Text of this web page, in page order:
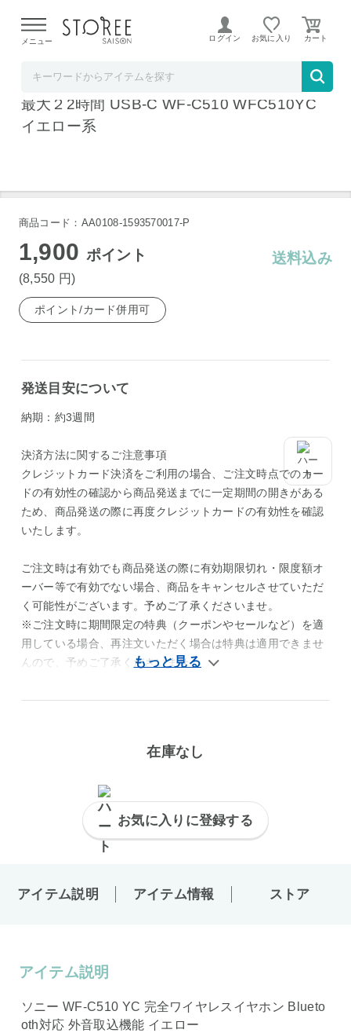
よる配送遅延が発生しております。
メニュー ログイン お気に入り
ソニー ワイヤレス イヤホン 左右分離 IPX4
最大２2時間 USB-C WF-C510 WFC510YC
イエロー系
商品コード：AA0108-1593570017-P
1,900 ポイント
(8,550 円)
送料込み
ポイント/カード併用可
発送目安について
納期：約3週間
決済方法に関するご注意事項
クレジットカード決済をご利用の場合、ご注文時点でのカー
ドの有効性の確認から商品発送までに一定期間の開きがある
ため、商品発送の際に再度クレジットカードの有効性を確認
いたします。
ご注文時は有効でも商品発送の際に有効期限切れ・限度額オ
ーバー等で有効でない場合、商品をキャンセルさせていただ
く可能性がございます。予めご了承くださいませ。
※ご注文時に期間限定の特典（クーポンやセールなど）を適
用している場合、再注文いただく場合は特典は適用できませ
んので、予めご了承くださいませ。
在庫なし
お気に入りに登録する
アイテム説明 アイテム情報 ストア
アイテム説明
ソニー WF-C510 YC 完全ワイヤレスイヤホン Blueto
oth対応 外音取込機能 イエロー